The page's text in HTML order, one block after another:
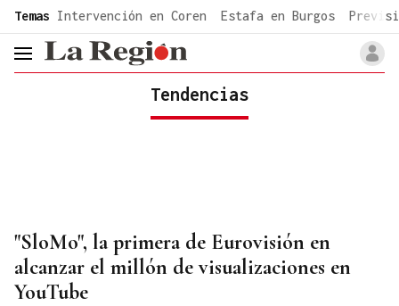
common.go-to-content
Temas Intervención en Coren Estafa en Burgos
header.menu.open
Tendencias
"SloMo", la primera de Eurovisión en
alcanzar el millón de visualizaciones en
YouTube